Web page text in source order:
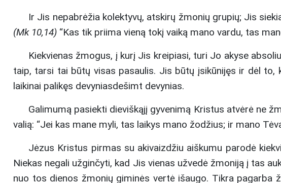
Ir Jis nepabrėžia kolektyvų, atskirų žmonių grupių; Jis
(Mk 10,14) “Kas tik priima vieną tokį vaiką mano vardu, tas
Kiekvienas žmogus, į kurį Jis kreipiasi, turi Jo akyse
taip, tarsi tai būtų visas pasaulis. Jis būtų įsikūnijęs ir dėl to,
laikinai palikęs devyniasdešimt devynias.
Galimumą pasiekti dieviškąjį gyvenimą Kristus atvėrė ne
valią: “Jei kas mane myli, tas laikys mano žodžius; ir mano
Jėzus Kristus pirmas su akivaizdžiu aiškumu parodė
Niekas negali užginčyti, kad Jis vienas užvedė žmoniją į tas
nuo tos dienos žmonių giminės vertė išaugo. Tikra pagarba